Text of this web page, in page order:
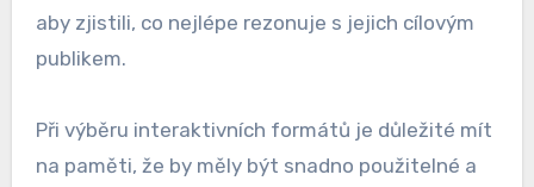
aby zjistili, co nejlépe rezonuje s jejich cílovým
publikem.
Při výběru interaktivních formátů je důležité mít
na paměti, že by měly být snadno použitelné a